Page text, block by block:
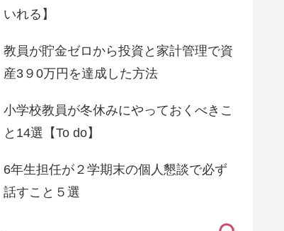
いれる】
教員が貯金ゼロから投資と家計管理で資
産3９0万円を達成した方法
小学校教員が冬休みにやっておくべきこ
と14選【To do】
6年生担任が２学期末の個人懇談で必ず
話すこと５選